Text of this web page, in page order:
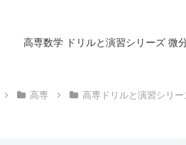
高専数学 ドリルと演習シリーズ 微
高専 高専ドリルと演習シリー